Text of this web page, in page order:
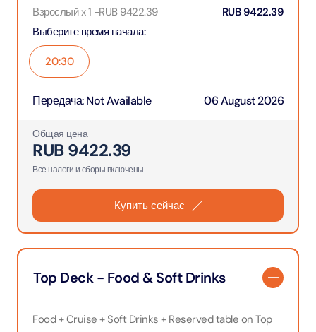
Выберите время начала:
20:30
Взрослый x 1 -RUB 9422.39 RUB 9422.39
Передача:Not Available 06 August 2026
Общая цена
RUB9422.39
Все налоги и сборы включены
Купить сейчас
Top Deck - Food & Soft Drinks
Food + Cruise + Soft Drinks + Reserved table on Top